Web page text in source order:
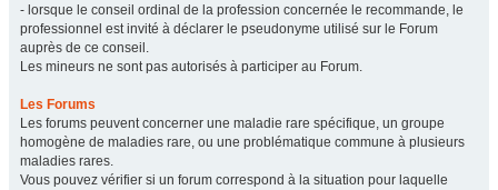
- lorsque le conseil ordinal de la profession concernée le recommande, le
professionnel est invité à déclarer le pseudonyme utilisé sur le Forum
auprès de ce conseil.
Les mineurs ne sont pas autorisés à participer au Forum.
Les Forums
Les forums peuvent concerner une maladie rare spécifique, un groupe
homogène de maladies rare, ou une problématique commune à plusieurs
maladies rares.
Vous pouvez vérifier si un forum correspond à la situation pour laquelle